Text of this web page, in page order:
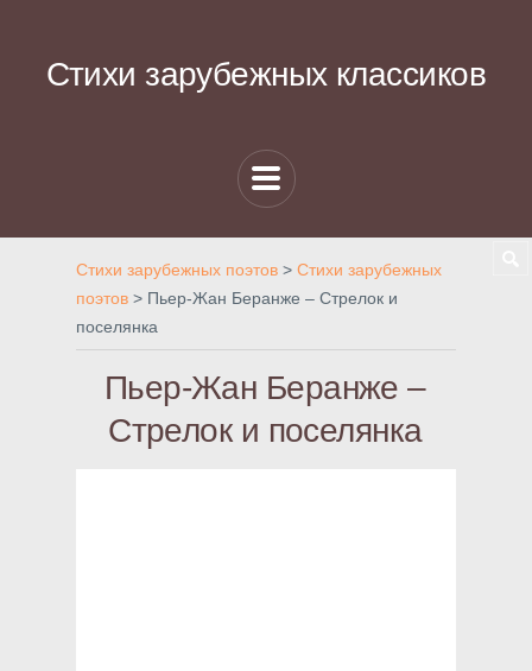
Стихи зарубежных классиков
Стихи зарубежных поэтов > Стихи зарубежных
поэтов > Пьер-Жан Беранже – Стрелок и
поселянка
Пьер-Жан Беранже –
Стрелок и поселянка